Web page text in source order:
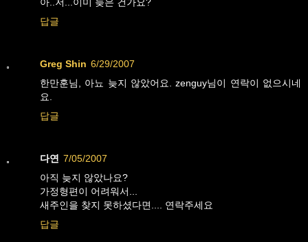
답글
Greg Shin 6/29/2007
한만훈님, 아뇨 늦지 않았어요. zenguy님이 연락이 없으시네
요.
답글
다연 7/05/2007
아직 늦지 않았나요?
가정형편이 어려워서...
새주인을 찾지 못하셨다면.... 연락주세요
답글